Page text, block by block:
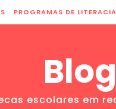
PROGRAMAS DE
escolares em